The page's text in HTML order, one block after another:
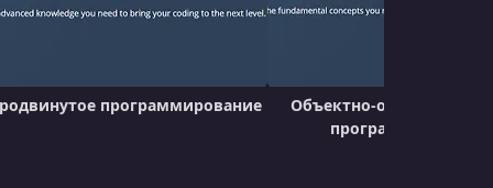
22 - Scope
23 - Math
00:07:52
программирование
Объектно-
программирования